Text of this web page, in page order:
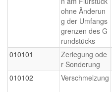
ohne Änderun
g der Umfangs
grenzen des G
rundstücks
010101
Zerlegung ode
r Sonderung
010102 Verschmelzung